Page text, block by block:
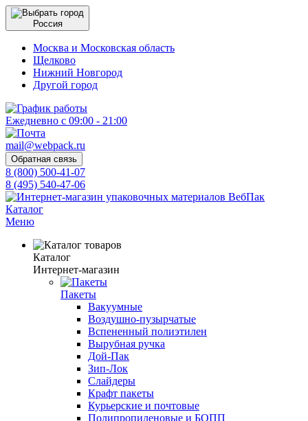
Россия
Москва и Московская область
Щелково
Нижний Новгород
Другой город
Ежедневно с 09:00 - 21:00
mail@webpack.ru
Обратная связь
8 (800) 500-41-07
8 (495) 540-47-06
Каталог
Меню
Каталог
Интернет-магазин
Пакеты
Вакуумные
Воздушно-пузырчатые
Вспененный полиэтилен
Вырубная ручка
Дой-Пак
Зип-Лок
Слайдеры
Крафт пакеты
Курьерские и почтовые
Полипропиленовые и БОПП